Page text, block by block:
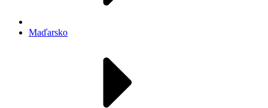
Maďarsko